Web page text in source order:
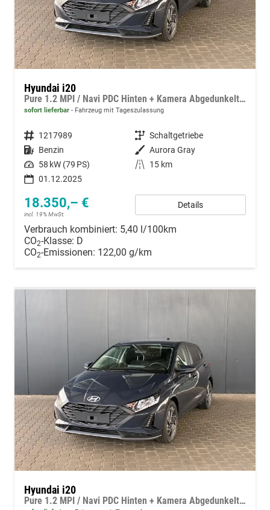
Hyundai i20
Pure 1.2 MPI / Navi PDC Hinten + Kamera Abgedunkelte Scheiben Tempomat Alu 16"
sofort lieferbar Fahrzeug mit Tageszulassung
Fahrzeugnummer 1217989 Getriebe Schaltgetriebe
Kraftstoff Benzin Außenfarbe Aurora Gray
Leistung 58 kW (79 PS) Kilometerstand
15 km
01.12.2025
18.350,– €
incl. 19% MwSt.
Details
Verbrauch kombiniert: 5,40 l/100km
CO2-Klasse: D
CO2-Emissionen: 122,00 g/km
Hyundai i20
Pure 1.2 MPI / Navi PDC Hinten + Kamera Abgedunkelte Scheiben Tempomat Alu 16"